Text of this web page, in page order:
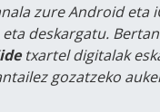
zure Android eta
deskargatu. Bertan
txartel digitalak
gozatzeko